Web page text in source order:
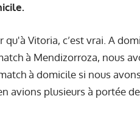
Vitoria, c’est vrai. A
à Mendizorroza, nous
à domicile si nous
avions plusieurs à portée